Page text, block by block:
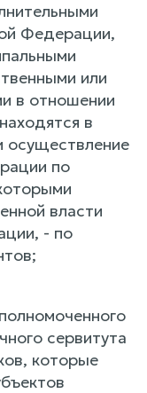
Федерации,
или
в отношении
в
осуществление
по
власти
- по
сервитута
которые